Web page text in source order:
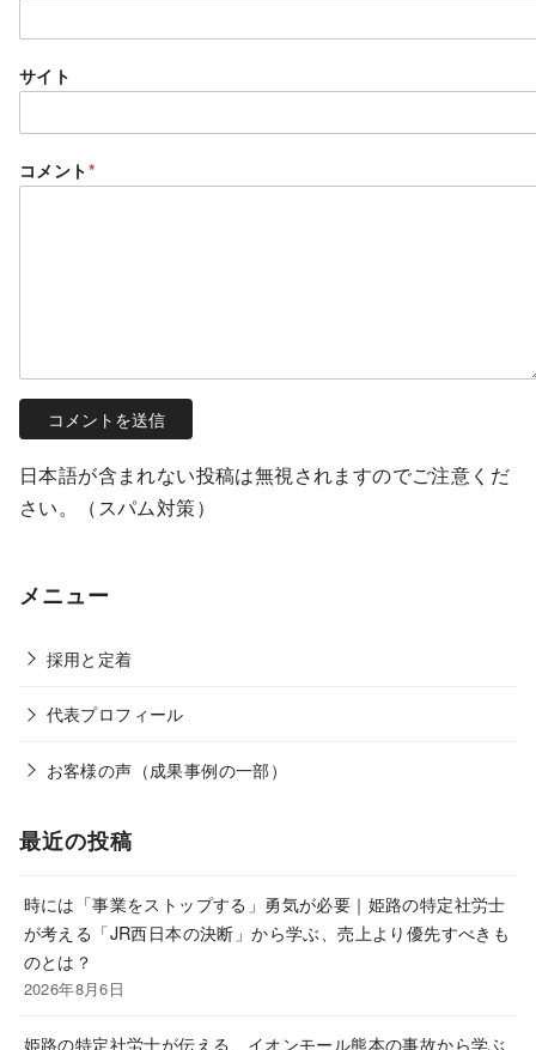
サイト
コメント*
日本語が含まれない投稿は無視されますのでご注意くだ
さい。（スパム対策）
メニュー
採用と定着
代表プロフィール
お客様の声（成果事例の一部）
最近の投稿
時には「事業をストップする」勇気が必要｜姫路の特定社労士
が考える「JR西日本の決断」から学ぶ、売上より優先すべきも
のとは？
2026年8月6日
姫路の特定社労士が伝える、イオンモール熊本の事故から学ぶ